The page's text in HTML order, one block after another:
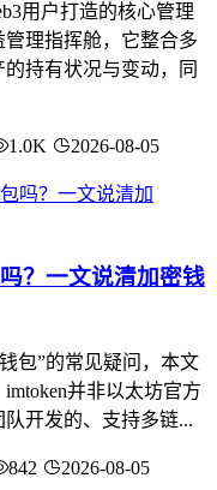
用户打造的核心管理
理指挥舱，它整合多
持有状况与变动，同
1.0K 2026-08-05
？一文说清加密钱
包”的常见疑问，本文
并非以太坊官方
开发的、支持多链...
842 2026-08-05